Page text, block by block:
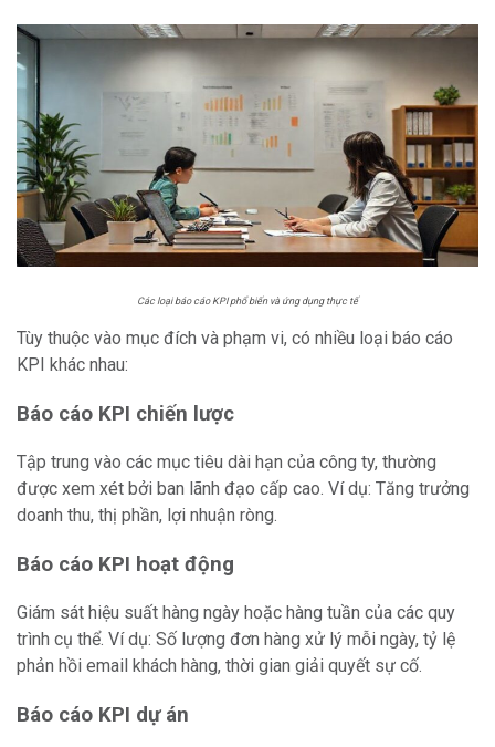
Các loại báo cáo KPI phổ biến và ứng dụng thực tế
Tùy thuộc vào mục đích và phạm vi, có nhiều loại báo cáo
KPI khác nhau:
Báo cáo KPI chiến lược
Tập trung vào các mục tiêu dài hạn của công ty, thường
được xem xét bởi ban lãnh đạo cấp cao. Ví dụ: Tăng trưởng
doanh thu, thị phần, lợi nhuận ròng.
Báo cáo KPI hoạt động
Giám sát hiệu suất hàng ngày hoặc hàng tuần của các quy
trình cụ thể. Ví dụ: Số lượng đơn hàng xử lý mỗi ngày, tỷ lệ
phản hồi email khách hàng, thời gian giải quyết sự cố.
Báo cáo KPI dự án